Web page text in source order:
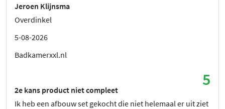
Jeroen Klijnsma
Overdinkel
5-08-2026
Badkamerxxl.nl
5
2e kans product niet compleet
Ik heb een afbouw set gekocht die niet helemaal er uit ziet